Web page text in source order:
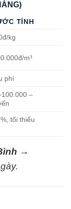
TÍNH
kg
m³
phí
–
tối thiểu
→